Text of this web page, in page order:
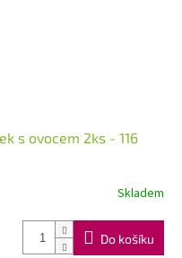
s ovocem 2ks - 116
Skladem
Do košíku